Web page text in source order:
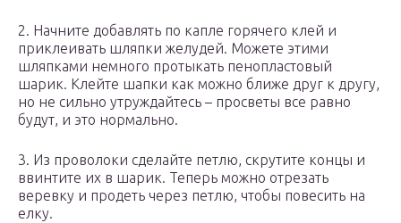
2. Начните добавлять по капле горячего клей и
приклеивать шляпки желудей. Можете этими
шляпками немного протыкать пенопластовый
шарик. Клейте шапки как можно ближе друг к другу,
но не сильно утруждайтесь – просветы все равно
будут, и это нормально.
3. Из проволоки сделайте петлю, скрутите концы и
ввинтите их в шарик. Теперь можно отрезать
веревку и продеть через петлю, чтобы повесить на
елку.